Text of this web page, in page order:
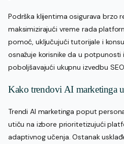
Podrška klijentima osigurava brzo
maksimizirajući vreme rada
pomoć, uključujući tutorijale i
osnažuje korisnike da u potpunosti
poboljšavajući ukupnu izvedbu
Kako trendovi AI marketinga
Trendi AI marketinga poput
utiču na izbore prioritetizujući
adaptivnog učenja. Ostanak